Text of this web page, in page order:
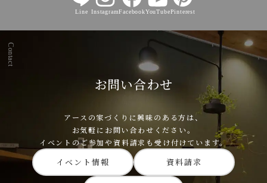
Line InstagramFacebookYouTubePinterest
Contact
お問い合わせ
アースの家づくりに興味のある方は、
お気軽にお問い合わせください。
イベントのご参加や資料請求も受け付けています。
イベント情報 資料請求